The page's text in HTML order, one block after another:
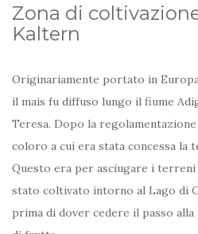
Zona di
Kaltern
Originariamente portato in
il mais fu diffuso lungo il fiume
Teresa. Dopo la
coloro a cui era stata concessa la
Questo era per asciugare i
stato coltivato intorno al Lago di
prima di dover cedere il passo